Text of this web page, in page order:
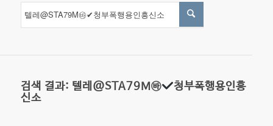
검색 결과: 텔레@STA79M㉳
청부폭행용인흥
신소